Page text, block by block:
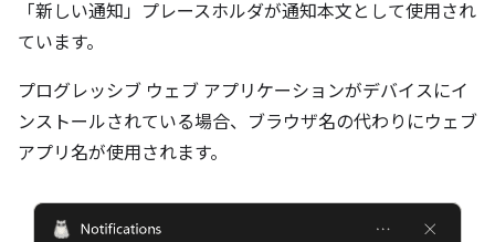
「新しい通知」プレースホルダが通知本文として使用され
ています。
プログレッシブ ウェブ アプリケーションがデバイスにイ
ンストールされている場合、ブラウザ名の代わりにウェブ
アプリ名が使用されます。